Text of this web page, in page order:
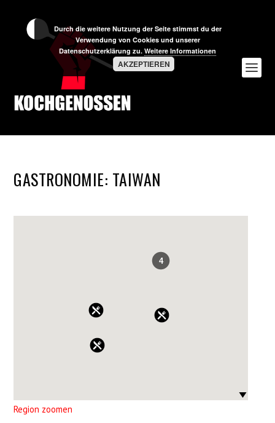
GASTRONOMIE: TAIWAN
4
Region zoomen
Durch die weitere Nutzung der Seite stimmst du der
Verwendung von Cookies und unserer
Datenschutzerklärung zu. Weitere Informationen
AKZEPTIEREN